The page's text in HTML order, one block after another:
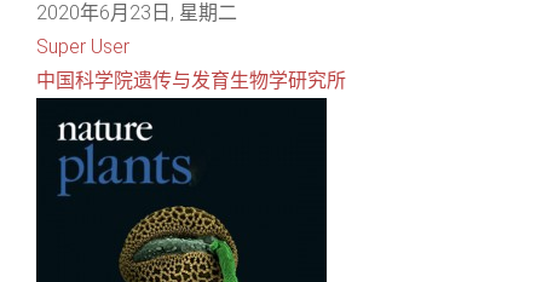
2020年6月23日, 星期二
Super User
中国科学院遗传与发育生物学研究所